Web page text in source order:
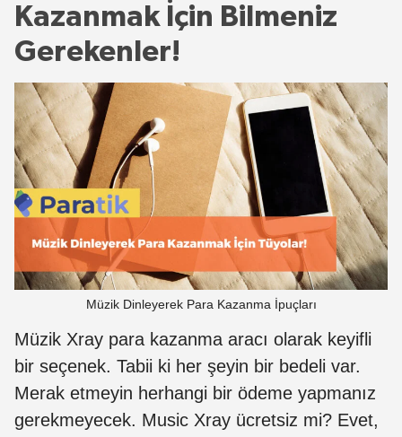
Kazanmak İçin Bilmeniz
Gerekenler!
Müzik Dinleyerek Para Kazanma İpuçları
Müzik Xray para kazanma aracı olarak keyifli
bir seçenek. Tabii ki her şeyin bir bedeli var.
Merak etmeyin herhangi bir ödeme yapmanız
gerekmeyecek. Music Xray ücretsiz mi? Evet,